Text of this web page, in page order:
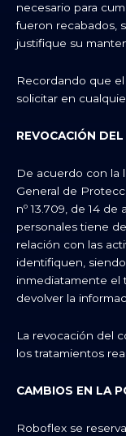
necesario para
fueron recabados,
justifique su
Recordando que
solicitar en
REVOCACIÓN
De acuerdo con la
General de
nº 13.709, de 14
personales tiene
relación con las
identifiquen,
inmediatamente el
devolver la
La revocación del
los tratamientos
CAMBIOS EN LA
Roboflex se